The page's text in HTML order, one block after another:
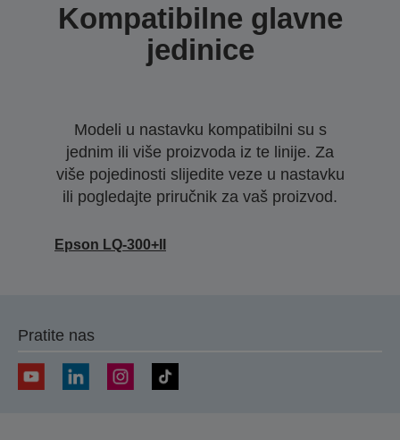
Kompatibilne glavne
jedinice
Modeli u nastavku kompatibilni su s
jednim ili više proizvoda iz te linije. Za
više pojedinosti slijedite veze u nastavku
ili pogledajte priručnik za vaš proizvod.
Epson LQ-300+II
Pratite nas